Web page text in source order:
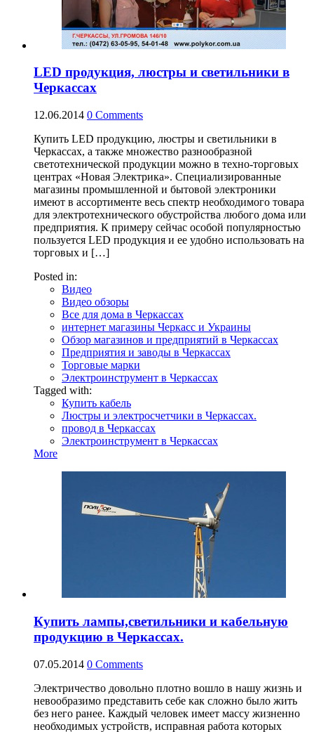
LED продукция, люстры и светильники в
Черкассах
12.06.2014 0 Comments
Купить LED продукцию, люстры и светильники в
Черкассах, а также множество разнообразной
светотехнической продукции можно в техно-торговых
центрах «Новая Электрика». Специализированные
магазины промышленной и бытовой электроники
имеют в ассортименте весь спектр необходимого товара
для электротехнического обустройства любого дома или
предприятия. К примеру сейчас особой популярностью
пользуется LED продукция и ее удобно использовать на
торговых и […]
Posted in:
Видео
Видео обзоры
Все для дома в Черкассах
интернет магазины Черкасс и Украины
Обзор магазинов и предприятий в Черкассах
Предприятия и заводы в Черкассах
Торговые марки
Электроинструмент в Черкассах
Tagged with:
Купить кабель
Люстры и электросчетчики в Черкассах.
провод в Черкассах
Электроинструмент в Черкассах
More
Купить лампы,светильники и кабельную
продукцию в Черкассах.
07.05.2014 0 Comments
Электричество довольно плотно вошло в нашу жизнь и
невообразимо представить себе как сложно было жить
без него ранее. Каждый человек имеет массу жизненно
необходимых устройств, исправная работа которых